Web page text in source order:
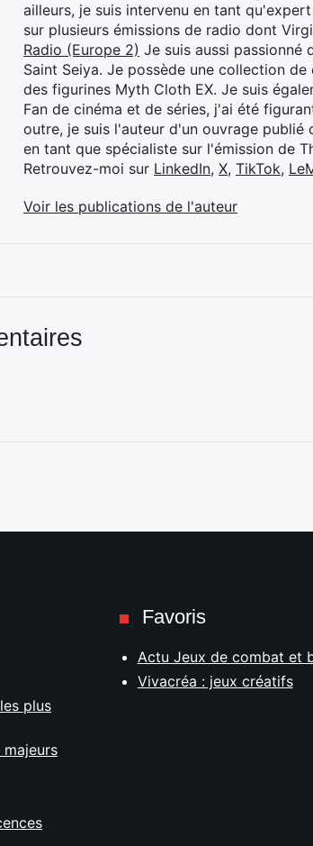
ailleurs, je suis intervenu en tant
sur plusieurs émissions de radio dont
Radio (Europe 2) Je suis aussi passionné
Saint Seiya. Je possède une collection
des figurines Myth Cloth EX. Je suis
Fan de cinéma et de séries, j'ai été
outre, je suis l'auteur d'un ouvrage
en tant que spécialiste sur l'émission de
Retrouvez-moi sur LinkedIn, X, TikTok,
Voir les publications de l'auteur
plus
Favoris
Actu Jeux de combat et
Vivacréa : jeux créatifs